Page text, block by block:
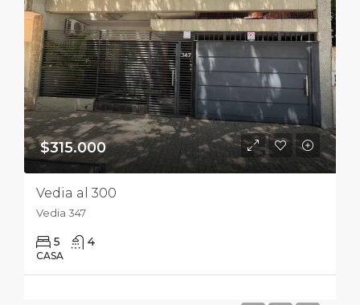
$315.000
Vedia al 300
Vedia 347
5 4
CASA